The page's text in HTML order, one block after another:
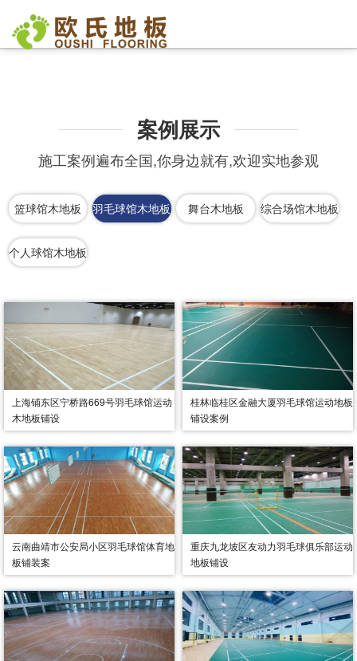
欧氏地板>施工案例>羽毛球馆木地板
案例展示
施工案例遍布全国,你身边就有,欢迎实地参观
篮球馆木地板 羽毛球馆木地板 舞台木地板 综合场馆木地板
个人球馆木地板
上海铺东区宁桥路669号羽毛球馆运动
木地板铺设
桂林临桂区金融大厦羽毛球馆运动地板
铺设案例
云南曲靖市公安局小区羽毛球馆体育地
板铺装案
重庆九龙坡区友动力羽毛球俱乐部运动
地板铺设